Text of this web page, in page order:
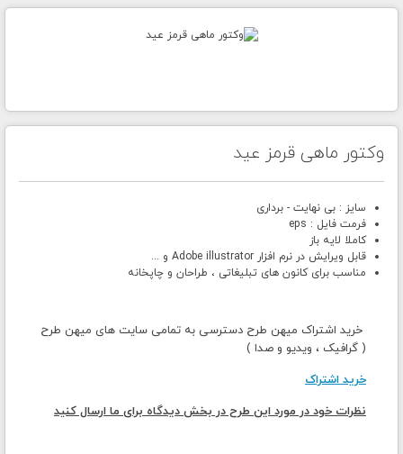
وکتور ماهی قرمز عید
سایز : بی نهایت - برداری
فرمت فایل : eps
کاملا لایه باز
قابل ویرایش در نرم افزار Adobe illustrator و ...
مناسب برای کانون های تبلیغاتی ، طراحان و چاپخانه
خرید اشتراک میهن طرح دسترسی به تمامی سایت های میهن طرح
( گرافیک ، ویدیو و صدا )
خرید اشتراک
نظرات خود در مورد این طرح در بخش دیدگاه برای ما ارسال کنید